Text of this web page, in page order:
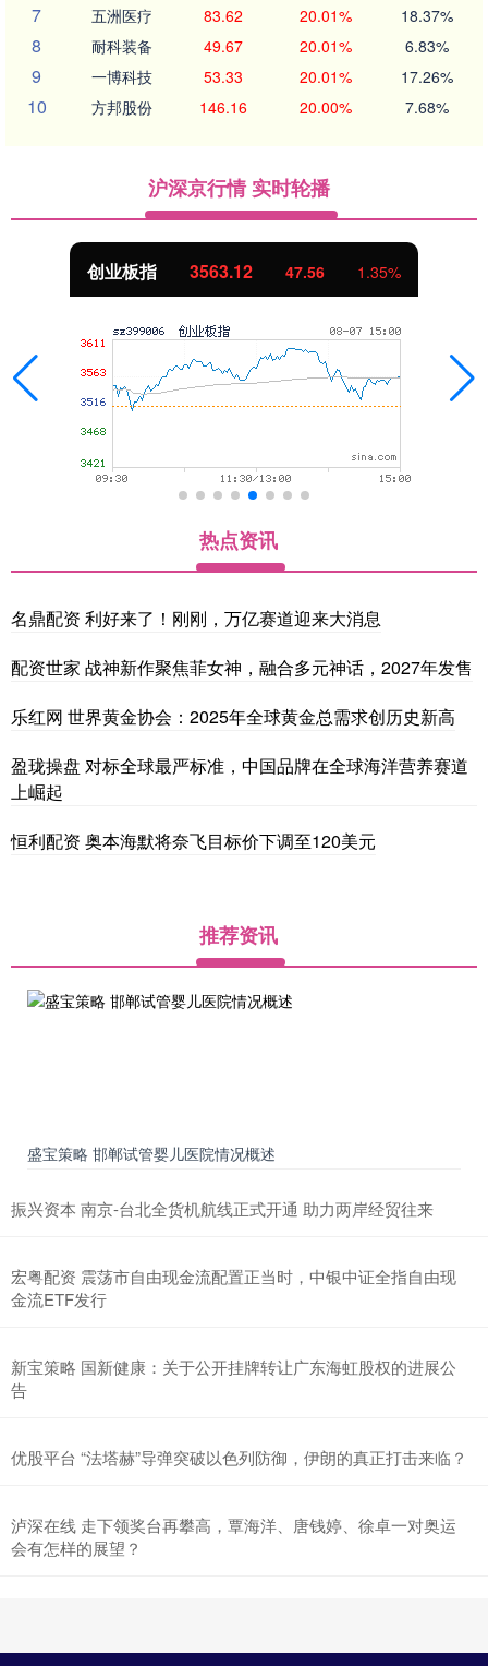
7 五洲医疗 83.62 20.01% 18.37%
8 耐科装备 49.67 20.01% 6.83%
9 一博科技 53.33 20.01% 17.26%
10 方邦股份 146.16 20.00% 7.68%
沪深京行情 实时轮播
创业板指 3563.12 47.56 1.35%
热点资讯
名鼎配资 利好来了！刚刚，万亿赛道迎来大消息
配资世家 战神新作聚焦菲女神，融合多元神话，2027年发售
乐红网 世界黄金协会：2025年全球黄金总需求创历史新高
盈珑操盘 对标全球最严标准，中国品牌在全球海洋营养赛道
上崛起
恒利配资 奥本海默将奈飞目标价下调至120美元
推荐资讯
盛宝策略 邯郸试管婴儿医院情况概述
振兴资本 南京-台北全货机航线正式开通 助力两岸经贸往来
宏粤配资 震荡市自由现金流配置正当时，中银中证全指自由现
金流ETF发行
新宝策略 国新健康：关于公开挂牌转让广东海虹股权的进展公
告
优股平台 “法塔赫”导弹突破以色列防御，伊朗的真正打击来临？
泸深在线 走下领奖台再攀高，覃海洋、唐钱婷、徐卓一对奥运
会有怎样的展望？